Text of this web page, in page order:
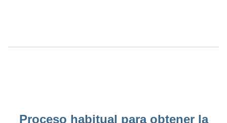
Proceso habitual para obtener la